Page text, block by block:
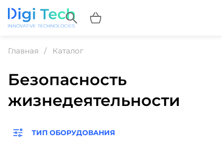
Главная Каталог
Безопасность
жизнедеятельности
ТИП ОБОРУДОВАНИЯ